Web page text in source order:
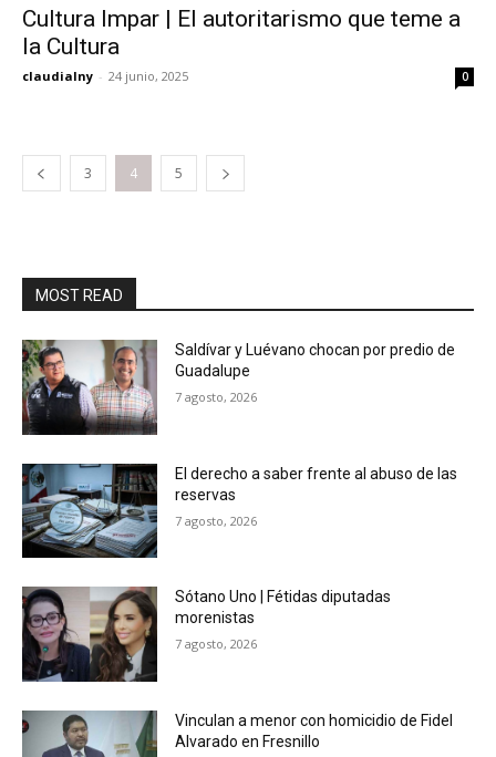
Cultura Impar | El autoritarismo que teme a
la Cultura
claudialny - 24 junio, 2025 0
3 4 5
MOST READ
Saldívar y Luévano chocan por predio de
Guadalupe
7 agosto, 2026
El derecho a saber frente al abuso de las
reservas
7 agosto, 2026
Sótano Uno | Fétidas diputadas
morenistas
7 agosto, 2026
Vinculan a menor con homicidio de Fidel
Alvarado en Fresnillo